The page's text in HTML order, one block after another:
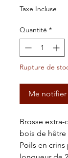
Taxe Incluse
Quantité *
Rupture de
Me notifier
Brosse
bois de hêtre
Poils en